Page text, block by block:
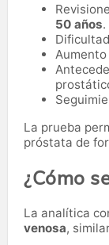
50 años.
La prueba
próstata de
¿Cómo
La analítica
venosa,